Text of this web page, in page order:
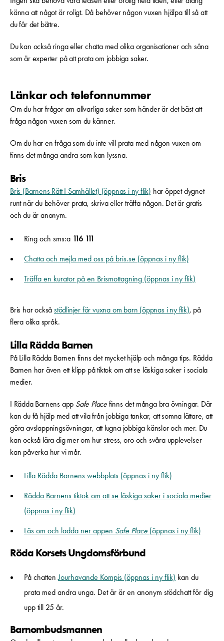
känna att något är roligt. Då behöver någon vuxen hjälpa till så att
du får det bättre.
Du kan också ringa eller chatta med olika organisationer och såna
som är experter på att prata om jobbiga saker.
Länkar och telefonnummer
Om du har frågor om allvarliga saker som händer är det bäst att
fråga någon vuxen som du känner.
Om du har en fråga som du inte vill prata med någon vuxen om
finns det många andra som kan lyssna.
Bris
Bris (Barnens Rätt I Samhället) (öppnas i ny flik) har öppet dygnet
runt när du behöver prata, skriva eller träffa någon. Det är gratis
och du är anonym.
Ring och sms:a 116 111
Chatta och mejla med oss på bris.se (öppnas i ny flik)
Träffa en kurator på en Brismottagning (öppnas i ny flik)
Bris har ocksåstödlinjer för vuxna om barn (öppnas i ny flik), på
flera olika språk.
Lilla Rädda Barnen
På Lilla Rädda Barnen finns det mycket hjälp och många tips. Rädda
Barnen har även ett klipp på tiktok om att se läskiga saker i sociala
medier.
I Rädda Barnens app Safe Placefinns det många bra övningar. Där
kan du få hjälp med att vila från jobbiga tankar, att somna lättare, att
göra avslappningsövningar, att lugna jobbiga känslor och mer. Du
kan också lära dig mer om hur stress, oro och svåra upplevelser
kan påverka hur vi mår.
Lilla Rädda Barnens webbplats (öppnas i ny flik)
Rädda Barnens tiktok om att se läskiga saker i sociala medier
(öppnas i ny flik)
Läs om och ladda ner appen Safe Place (öppnas i ny flik)
Röda Korsets Ungdomsförbund
På chattenJourhavande Kompis (öppnas i ny flik) kan du
prata med andra unga. Det är är en anonym stödchatt för dig
upp till 25 år.
Barnombudsmannen